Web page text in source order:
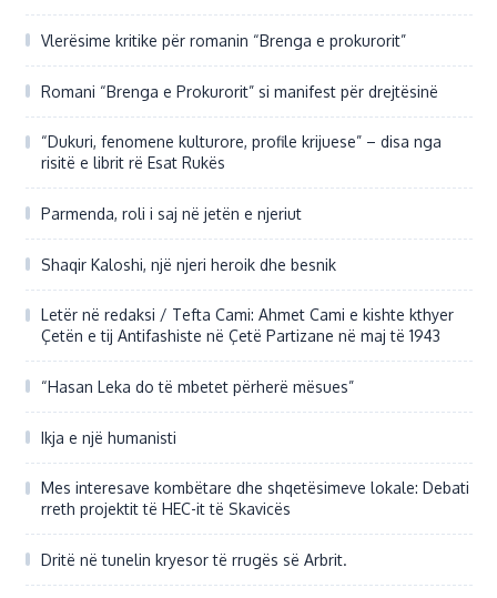
Vlerësime kritike për romanin “Brenga e prokurorit”
Romani “Brenga e Prokurorit” si manifest për drejtësinë
“Dukuri, fenomene kulturore, profile krijuese” – disa nga
risitë e librit rë Esat Rukës
Parmenda, roli i saj në jetën e njeriut
Shaqir Kaloshi, një njeri heroik dhe besnik
Letër në redaksi / Tefta Cami: Ahmet Cami e kishte kthyer
Çetën e tij Antifashiste në Çetë Partizane në maj të 1943
“Hasan Leka do të mbetet përherë mësues”
Ikja e një humanisti
Mes interesave kombëtare dhe shqetësimeve lokale: Debati
rreth projektit të HEC-it të Skavicës
Dritë në tunelin kryesor të rrugës së Arbrit.